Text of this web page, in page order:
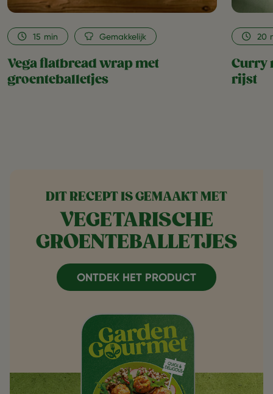
Vega flatbread wrap met
groenteballetjes
15 min Gemakkelijk
Curry
rijst
20
DIT RECEPT IS GEMAAKT MET
VEGETARISCHE
GROENTEBALLETJES
ONTDEK HET PRODUCT